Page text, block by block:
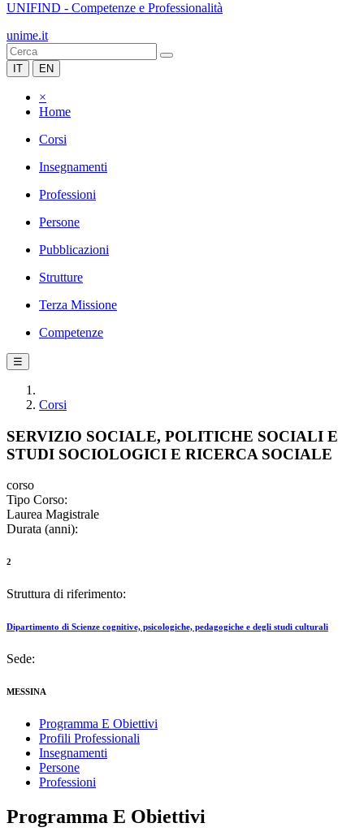
UNIFIND - Competenze e Professionalità
unime.it
IT EN
×
Home
Corsi
Insegnamenti
Professioni
Persone
Pubblicazioni
Strutture
Terza Missione
Competenze
☰
Corsi
SERVIZIO SOCIALE, POLITICHE SOCIALI E
STUDI SOCIOLOGICI E RICERCA SOCIALE
corso
Tipo Corso:
Laurea Magistrale
Durata (anni):
2
Struttura di riferimento:
Dipartimento di Scienze cognitive, psicologiche, pedagogiche e degli studi culturali
Sede:
MESSINA
Programma E Obiettivi
Profili Professionali
Insegnamenti
Persone
Professioni
Programma E Obiettivi